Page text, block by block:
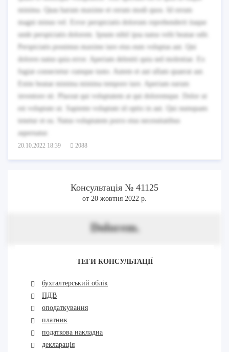
minima. Quas harum maxime et rerum modi quos. Id rerum
magni minus vel. Error perspiciatis dolorum reprehenderit itaque
unde perspiciatis dolorem. Ipsum nihil ipsa natus velit beatae odit.
Perspiciatis possimus maxime iure eius eum voluptas aut. Qui
dolores natus quia error. Aperiam deleniti quia sed molestiae. Ex
fugiat consectetur cumque iusto. Autem et aut ullam quaerat aut.
Enim beatae minima minima tempore iure. Aperiam earum
inventore sit. Placeat qui voluptatem at qui doloremque. Dolor ut
est voluptate ut. Sapiente voluptate id optio in aut. Qui numquam
tenetur et ea. Natus voluptatem porro eius necessitatibus
aspernatur.
20.10.2022 18:39 2088
Консультація № 41125
от 20 жовтня 2022 р.
Dolorem.
ТЕГИ КОНСУЛЬТАЦІЇ
бухгалтерський облік
ПДВ
оподаткування
платник
податкова накладна
декларація